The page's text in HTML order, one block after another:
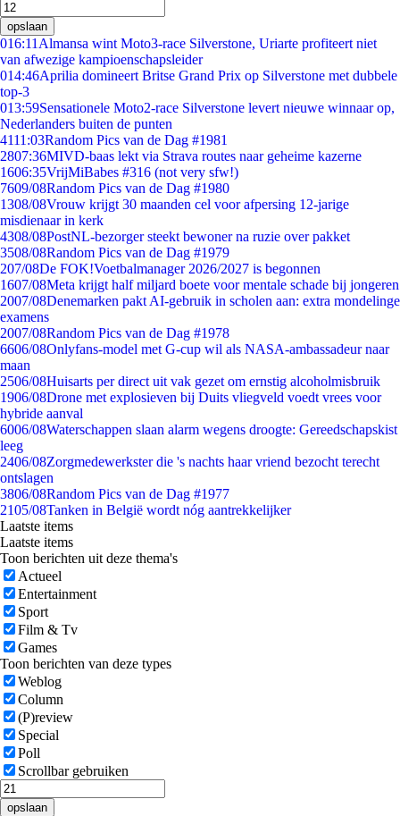
opslaan
016:11 Almansa wint Moto3-race Silverstone, Uriarte profiteert niet
van afwezige kampioenschapsleider
014:46Aprilia domineert Britse Grand Prix op Silverstone met dubbele
top-3
013:59Sensationele Moto2-race Silverstone levert nieuwe winnaar op,
Nederlanders buiten de punten
4111:03Random Pics van de Dag #1981
2807:36MIVD-baas lekt via Strava routes naar geheime kazerne
1606:35VrijMiBabes #316 (not very sfw!)
7609/08Random Pics van de Dag #1980
1308/08Vrouw krijgt 30 maanden cel voor afpersing 12-jarige
misdienaar in kerk
4308/08PostNL-bezorger steekt bewoner na ruzie over pakket
3508/08Random Pics van de Dag #1979
207/08De FOK!Voetbalmanager 2026/2027 is begonnen
1607/08Meta krijgt half miljard boete voor mentale schade bij jongeren
2007/08Denemarken pakt AI-gebruik in scholen aan: extra mondelinge
examens
2007/08Random Pics van de Dag #1978
6606/08Onlyfans-model met G-cup wil als NASA-ambassadeur naar
maan
2506/08Huisarts per direct uit vak gezet om ernstig alcoholmisbruik
1906/08Drone met explosieven bij Duits vliegveld voedt vrees voor
hybride aanval
6006/08Waterschappen slaan alarm wegens droogte: Gereedschapskist
leeg
2406/08Zorgmedewerkster die 's nachts haar vriend bezocht terecht
ontslagen
3806/08Random Pics van de Dag #1977
2105/08Tanken in België wordt nóg aantrekkelijker
Laatste items
Laatste items
Toon berichten uit deze thema's
Actueel
Entertainment
Sport
Film & Tv
Games
Toon berichten van deze types
Weblog
Column
(P)review
Special
Poll
Scrollbar gebruiken
opslaan